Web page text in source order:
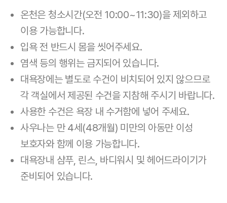
온천은 청소시간(오전 10:00~11:30)을 제외하고
이용 가능합니다.
입욕 전 반드시 몸을 씻어주세요.
염색 등의 행위는 금지되어 있습니다.
대욕장에는 별도로 수건이 비치되어 있지 않으므로
각 객실에서 제공된 수건을 지참해 주시기 바랍니다.
사용한 수건은 욕장 내 수거함에 넣어 주세요.
사우나는 만 4세(48개월) 미만의 아동만 이성
보호자와 함께 이용 가능합니다.
대욕장내 샴푸, 린스, 바디워시 및 헤어드라이기가
준비되어 있습니다.